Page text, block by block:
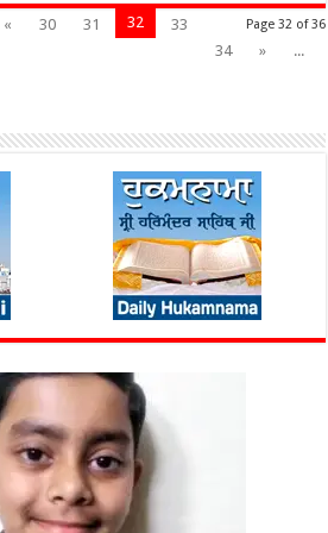
Page 32 of 36
« 30 31 32
33
34
»
...